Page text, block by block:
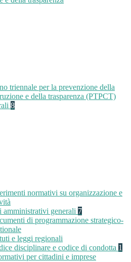
triennale per la prevenzione della
e della trasparenza (PTPCT)
8
normativi su organizzazione e
amministrativi generali 7
di programmazione strategico-
e leggi regionali
disciplinare e codice di condotta 1
per cittadini e imprese